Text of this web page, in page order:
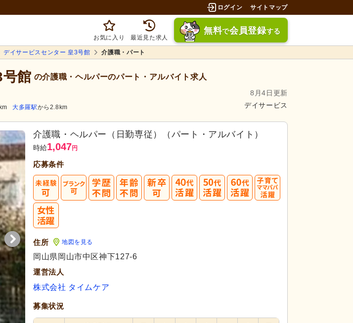
ログイン サイトマップ
お気に入り 最近見た求人
無料で会員登録する
デイサービスセンター 皇3号館 介護職・パート
館 の介護職・ヘルパーのパート・アルバイト求人
8月4日更新
デイサービス
大多羅駅から2.8km
介護職・ヘルパー（日勤専従）（パート・アルバイト）
時給1,047円
応募条件
住所 地図を見る
岡山県岡山市中区神下127-6
運営法人
株式会社 タイムケア
募集状況